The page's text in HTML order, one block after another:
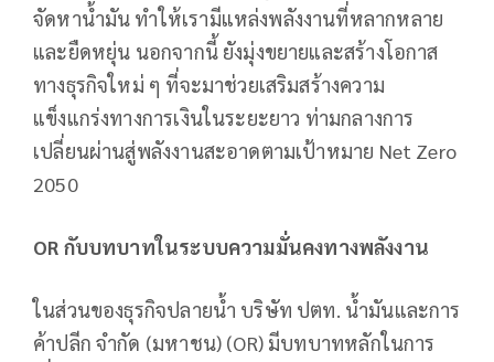
จัดหาน้ำมัน ทำให้เรามีแหล่งพลังงานที่หลากหลาย
และยืดหยุ่น นอกจากนี้ ยังมุ่งขยายและสร้างโอกาส
ทางธุรกิจใหม่ ๆ ที่จะมาช่วยเสริมสร้างความ
แข็งแกร่งทางการเงินในระยะยาว ท่ามกลางการ
เปลี่ยนผ่านสู่พลังงานสะอาดตามเป้าหมาย Net Zero
2050
OR กับบทบาทในระบบความมั่นคงทางพลังงาน
ในส่วนของธุรกิจปลายน้ำ บริษัท ปตท. น้ำมันและการ
ค้าปลีก จำกัด (มหาชน) (OR) มีบทบาทหลักในการ